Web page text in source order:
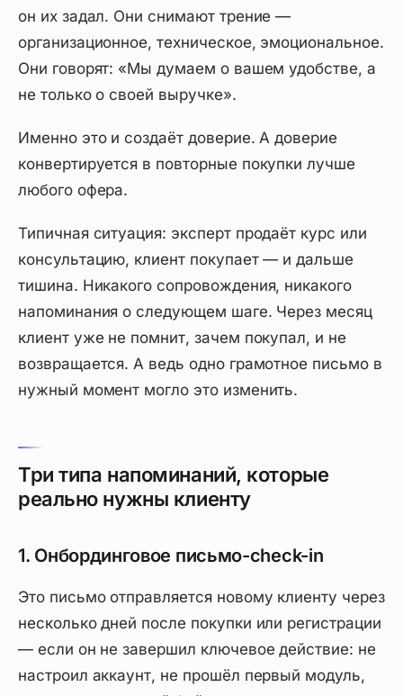
он их задал. Они снимают трение —
организационное, техническое, эмоциональное.
Они говорят: «Мы думаем о вашем удобстве, а
не только о своей выручке».
Именно это и создаёт доверие. А доверие
конвертируется в повторные покупки лучше
любого офера.
Типичная ситуация: эксперт продаёт курс или
консультацию, клиент покупает — и дальше
тишина. Никакого сопровождения, никакого
напоминания о следующем шаге. Через месяц
клиент уже не помнит, зачем покупал, и не
возвращается. А ведь одно грамотное письмо в
нужный момент могло это изменить.
Три типа напоминаний, которые
реально нужны клиенту
1. Онбординговое письмо-check-in
Это письмо отправляется новому клиенту через
несколько дней после покупки или регистрации
— если он не завершил ключевое действие: не
настроил аккаунт, не прошёл первый модуль,